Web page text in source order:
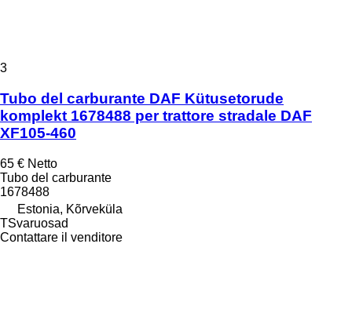
3
Tubo del carburante DAF Kütusetorude
komplekt 1678488 per trattore stradale DAF
XF105-460
65 € Netto
Tubo del carburante
1678488
Estonia, Kõrveküla
TSvaruosad
Contattare il venditore